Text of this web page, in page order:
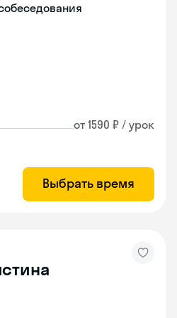
от 1590 ₽ / урок
Выбрать время